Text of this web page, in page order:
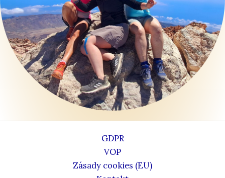
GDPR
VOP
Zásady cookies (EU)